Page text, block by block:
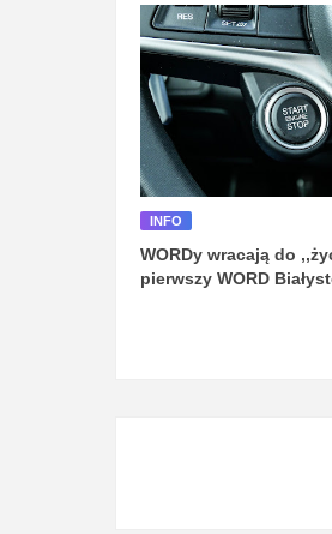
INFO
WORDy wracają do
pierwszy WORD